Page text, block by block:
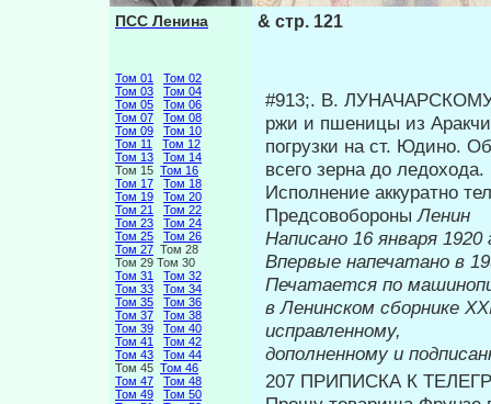
ПСС Ленина
Том 01
Том 02
Том 03
Том 04
Том 05
Том 06
Том 07
Том 08
Том 09
Том 10
Том 11
Том 12
Том 13
Том 14
Том 15 Том 16
Том 17
Том 18
Том 19
Том 20
Том 21
Том 22
Том 23
Том 24
Том 25
Том 26
Том 27 Том 28
Том 29 Том 30
Том 31
Том 32
Том 33
Том 34
Том 35
Том 36
Том 37
Том 38
Том 39
Том 40
Том 41
Том 42
Том 43
Том 44
Том 45 Том 46
Том 47
Том 48
Том 49
Том 50
& стр. 121
#913;. Β. ЛУНАЧАРСКОМУ.
ржи и пшеницы из
погрузки на ст. Юдино.
всего зерна до
Исполнение аккуратно
ПредсовобороныЛенин
Написано 16 января 1920
Впервые
Печатается по
в Ленинском сборнике
исправленному,
дополненному и
207 ПРИПИСКА К